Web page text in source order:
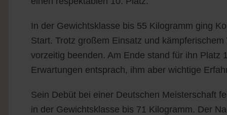
In der Gewichtsklasse bis 55 Kilogramm ging
Start. Trotz großem Einsatz und
vorzeitig beenden. Am Ende stand für ihn Platz
Erwartungen entsprach, ihm aber wichtige
Sein Debüt bei einer Deutschen Meisterschaft
in der Gewichtsklasse bis 71 Kilogramm. Der